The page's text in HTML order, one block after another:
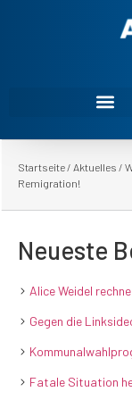
Startseite / Aktuelles /
Remigration!
Neueste
Alice Weidel
Gegen die
Fatale Situation